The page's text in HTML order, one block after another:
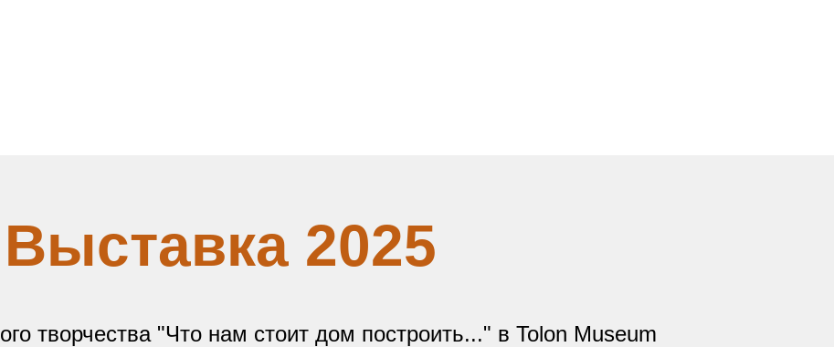
Выставка 2025
творчества "Что нам стоит дом построить..." в Tolon Museum